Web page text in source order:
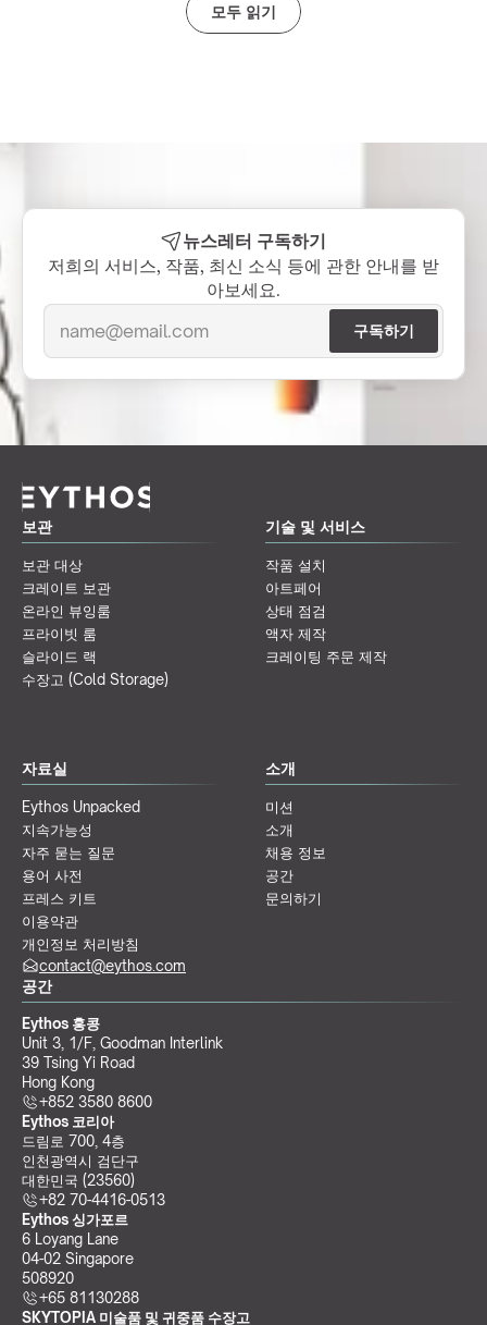
모두 읽기
뉴스레터 구독하기
저희의 서비스, 작품, 최신 소식 등에 관한 안내를 받
아보세요.
보관
보관 대상
크레이트 보관
온라인 뷰잉룸
프라이빗 룸
슬라이드 랙
수장고 (Cold Storage)
기술 및 서비스
작품 설치
아트페어
상태 점검
액자 제작
크레이팅 주문 제작
자료실
Eythos Unpacked
지속가능성
자주 묻는 질문
용어 사전
프레스 키트
이용약관
개인정보 처리방침
소개
미션
소개
채용 정보
공간
문의하기
공간
Eythos 홍콩
Unit 3, 1/F, Goodman Interlink
39 Tsing Yi Road
Hong Kong
+852 3580 8600
Eythos 코리아
드림로 700, 4층
인천광역시 검단구
대한민국 (23560)
+82 70-4416-0513
Eythos 싱가포르
6 Loyang Lane
04-02 Singapore
508920
+65 81130288
SKYTOPIA 미술품 및 귀중품 수장고
contact@eythos.com